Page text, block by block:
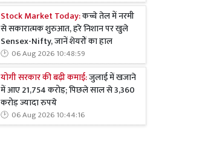
Stock Market Today:कच्चे तेल में नरमी
से सकारात्मक शुरुआत, हरे निशान पर खुले
Sensex-Nifty, जानें शेयरों का हाल
06 Aug 2026 10:48:59
योगी सरकार की बढ़ी कमाई:जुलाई में खजाने
में आए 21,754 करोड़; पिछले साल से 3,360
करोड़ ज्यादा रुपये
06 Aug 2026 10:44:16